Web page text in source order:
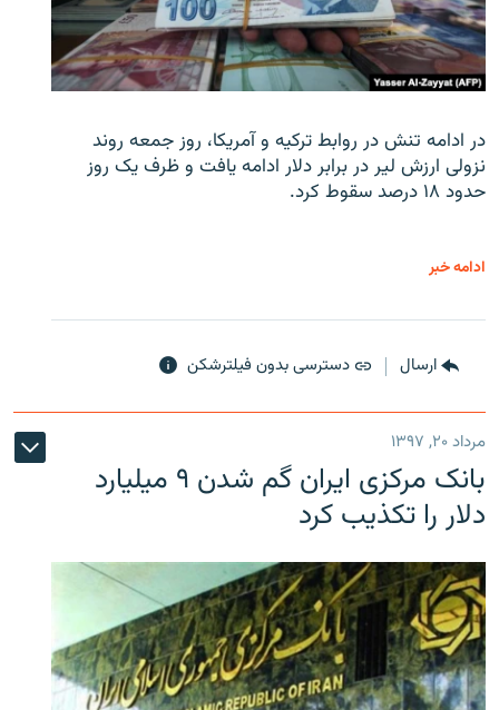
در ادامه تنش در روابط ترکیه و آمریکا، روز جمعه روند
نزولی ارزش لیر در برابر دلار ادامه یافت و ظرف یک روز
حدود ۱۸ درصد سقوط کرد.
ادامه خبر
ارسال دسترسی بدون فیلترشکن
مرداد ۲۰, ۱۳۹۷
بانک مرکزی ایران گم شدن ۹ میلیارد
دلار را تکذیب کرد